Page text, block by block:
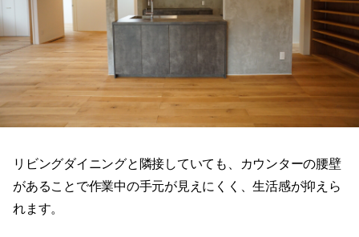
リビングダイニングと隣接していても、カウンターの腰壁
があることで作業中の手元が見えにくく、生活感が抑えら
れます。